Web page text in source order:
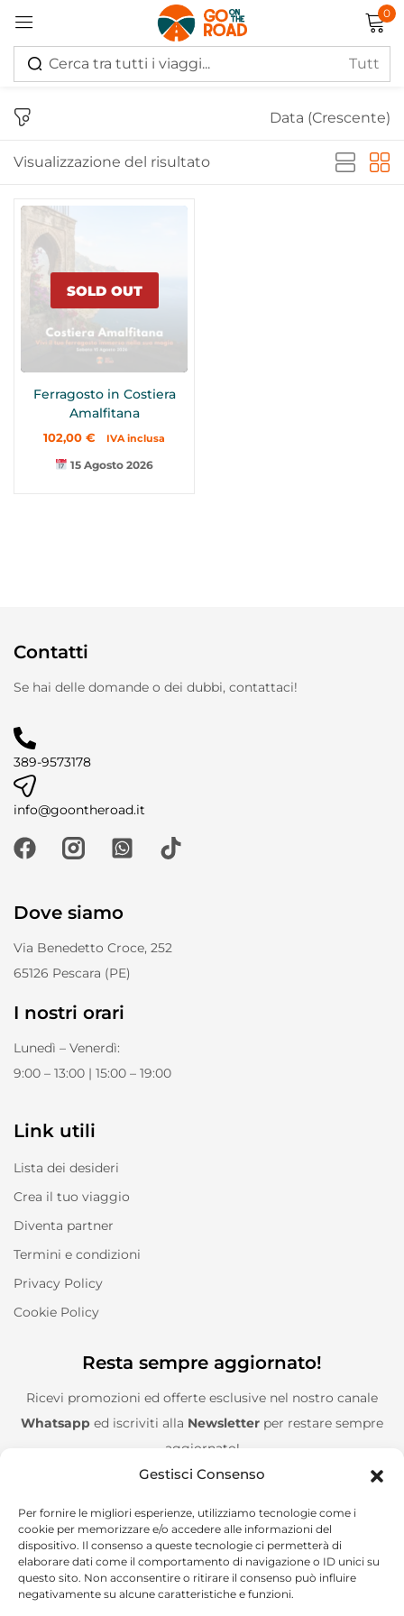
Gestisci Consenso
Per fornire le migliori esperienze, utilizziamo tecnologie come i
cookie per memorizzare e/o accedere alle informazioni del
dispositivo. Il consenso a queste tecnologie ci permetterà di
elaborare dati come il comportamento di navigazione o ID unici su
questo sito. Non acconsentire o ritirare il consenso può influire
negativamente su alcune caratteristiche e funzioni.
0
Visualizzazione del risultato
Data (Crescente)
SOLD OUT
Ferragosto in Costiera
Amalfitana
102,00 € IVA inclusa
15 Agosto 2026
Contatti
Se hai delle domande o dei dubbi, contattaci!
389-9573178
info@goontheroad.it
Dove siamo
Via Benedetto Croce, 252
65126 Pescara (PE)
I nostri orari
Lunedì – Venerdì:
9:00 – 13:00 | 15:00 – 19:00
Link utili
Lista dei desideri
Crea il tuo viaggio
Diventa partner
Termini e condizioni
Privacy Policy
Cookie Policy
Resta sempre aggiornato!
Ricevi promozioni ed offerte esclusive nel nostro canale
Whatsapp ed iscriviti alla Newsletter per restare sempre
aggiornato!
Aggiungimi alla Newsletter!
Accedi
Creare un account